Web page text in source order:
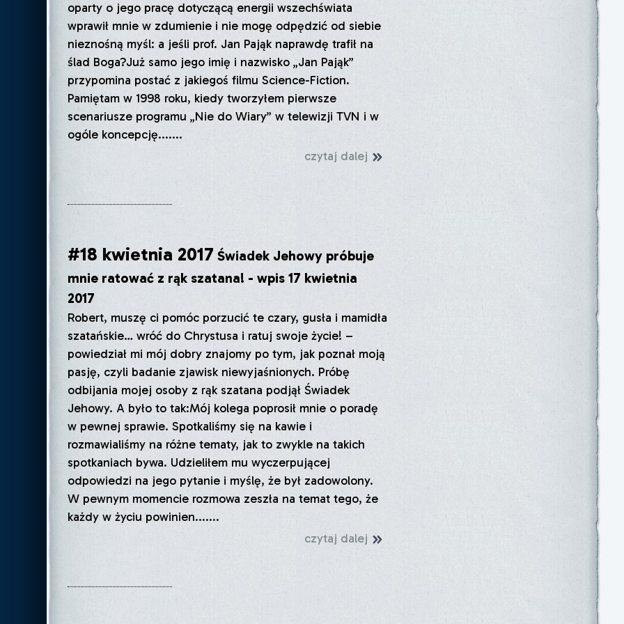
oparty o jego pracę dotyczącą energii wszechświata
wprawił mnie w zdumienie i nie mogę odpędzić od siebie
nieznośną myśl: a jeśli prof. Jan Pająk naprawdę trafił na
ślad Boga?Już samo jego imię i nazwisko „Jan Pająk”
przypomina postać z jakiegoś filmu Science-Fiction.
Pamiętam w 1998 roku, kiedy tworzyłem pierwsze
scenariusze programu „Nie do Wiary” w telewizji TVN i w
ogóle koncepcję.......
czytaj dalej
#18 kwietnia 2017 Świadek Jehowy próbuje
mnie ratować z rąk szatana! - wpis 17 kwietnia
2017
Robert, muszę ci pomóc porzucić te czary, gusła i mamidła
szatańskie… wróć do Chrystusa i ratuj swoje życie! –
powiedział mi mój dobry znajomy po tym, jak poznał moją
pasję, czyli badanie zjawisk niewyjaśnionych. Próbę
odbijania mojej osoby z rąk szatana podjął Świadek
Jehowy. A było to tak:Mój kolega poprosił mnie o poradę
w pewnej sprawie. Spotkaliśmy się na kawie i
rozmawialiśmy na różne tematy, jak to zwykle na takich
spotkaniach bywa. Udzieliłem mu wyczerpującej
odpowiedzi na jego pytanie i myślę, że był zadowolony.
W pewnym momencie rozmowa zeszła na temat tego, że
każdy w życiu powinien.......
czytaj dalej